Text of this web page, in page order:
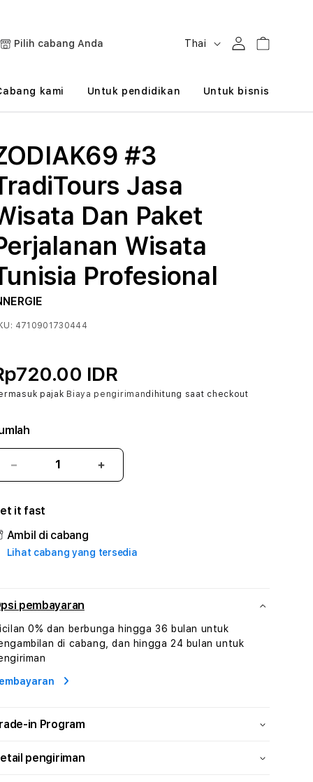
Pilih cabang Anda
B
h
Thai MasukKeranjang
kami Untuk pendidikan Untuk bisnis
#3
Jasa
Dan Paket
Wisata
Profesional
4710901730444
IDR
pajak Biaya pengirimandihitung saat checkout
Kurangi
jumlah
ZODIAK69
#3
TradiTours
Jasa
Paket
Wisata
Tunisia
Profesional
Tambah
jumlah
TradiTours
Jasa
Wisata
Tunisia
it fast
Ambil di cabang
Lihat cabang yang tersedia
pembayaran
0% dan berbunga hingga 36 bulan untuk
di cabang, dan hingga 24 bulan untuk
in Program
pengiriman